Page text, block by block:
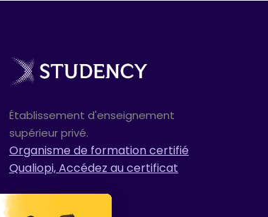
Établissement d'enseignement
supérieur privé.
Organisme de formation certifié
Qualiopi, Accédez au certificat